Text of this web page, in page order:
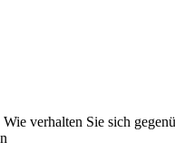
verhalten Sie sich